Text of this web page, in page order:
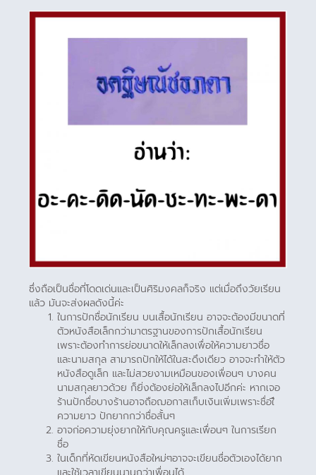
ซึ่งถือเป็นชื่อที่โดดเด่นและเป็นศิริมงคลก็จริง แต่เมื่อถึงวัยเรียน
แล้ว มันจะส่งผลดังนี้ค่ะ
ในการปักชื่อนักเรียน บนเสื้อนักเรียน อาจจะต้องมีขนาดที่
ตัวหนังสือเล็กกว่ามาตรฐานของการปักเสื้อนักเรียน
เพราะต้องทำการย่อขนาดให้เล็กลงเพื่อให้ความยาวชื่อ
และนามสกุล สามารถปักให้ได้ในสะดึงเดียว อาจจะทำให้ตัว
หนังสือดูเล็ก และไม่สวยงามเหมือนของเพื่อนๆ บางคน
นามสกุลยาวด้วย ก็ยิ่งต้องย่อให้เล็กลงไปอีกค่ะ หากเจอ
ร้านปักชื่อบางร้านอาจถือฌอกาสเก็บเงินเพิ่มเพราะชื่อใี
ความยาว ปักยากกว่าชื่อสั้นๆ
อาจก่อความยุ่งยากให้กับคุณครูและเพื่อนๆ ในการเรียก
ชื่อ
ในเด็กที่หัดเขียนหนังสือใหม่ๆอาจจะเขียนชื่อตัวเองได้ยาก